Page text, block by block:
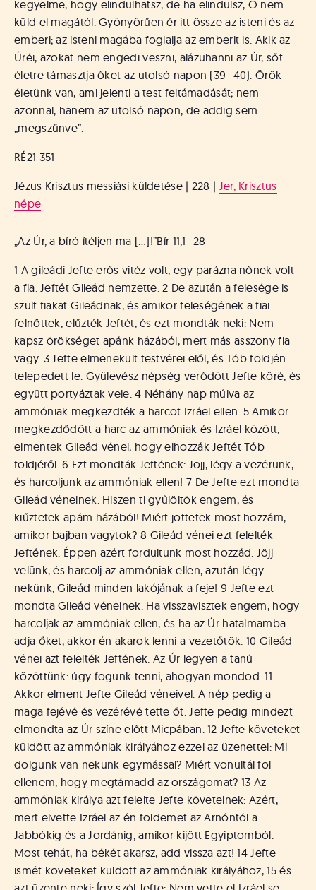
kegyelme, hogy elindulhatsz, de ha elindulsz, Ő nem
küld el magától. Gyönyörűen ér itt össze az isteni és az
emberi; az isteni magába foglalja az emberit is. Akik az
Úréi, azokat nem engedi veszni, alázuhanni az Úr, sőt
életre támasztja őket az utolsó napon (39–40). Örök
életünk van, ami jelenti a test feltámadását; nem
azonnal, hanem az utolsó napon, de addig sem
„megszűnve”.
RÉ21 351
Jézus Krisztus messiási küldetése | 228 | Jer, Krisztus
népe
„Az Úr, a bíró ítéljen ma […]!”Bír 11,1–28
1 A gileádi Jefte erős vitéz volt, egy parázna nőnek volt
a fia. Jeftét Gileád nemzette. 2 De azután a felesége is
szült fiakat Gileádnak, és amikor feleségének a fiai
felnőttek, elűzték Jeftét, és ezt mondták neki: Nem
kapsz örökséget apánk házából, mert más asszony fia
vagy. 3 Jefte elmenekült testvérei elől, és Tób földjén
telepedett le. Gyülevész népség verődött Jefte köré, és
együtt portyáztak vele. 4 Néhány nap múlva az
ammóniak megkezdték a harcot Izráel ellen. 5 Amikor
megkezdődött a harc az ammóniak és Izráel között,
elmentek Gileád vénei, hogy elhozzák Jeftét Tób
földjéről. 6 Ezt mondták Jeftének: Jöjj, légy a vezérünk,
és harcoljunk az ammóniak ellen! 7 De Jefte ezt mondta
Gileád véneinek: Hiszen ti gyűlöltök engem, és
kiűztetek apám házából! Miért jöttetek most hozzám,
amikor bajban vagytok? 8 Gileád vénei ezt felelték
Jeftének: Éppen azért fordultunk most hozzád. Jöjj
velünk, és harcolj az ammóniak ellen, azután légy
nekünk, Gileád minden lakójának a feje! 9 Jefte ezt
mondta Gileád véneinek: Ha visszavisztek engem, hogy
harcoljak az ammóniak ellen, és ha az Úr hatalmamba
adja őket, akkor én akarok lenni a vezetőtök. 10 Gileád
vénei azt felelték Jeftének: Az Úr legyen a tanú
közöttünk: úgy fogunk tenni, ahogyan mondod. 11
Akkor elment Jefte Gileád véneivel. A nép pedig a
maga fejévé és vezérévé tette őt. Jefte pedig mindezt
elmondta az Úr színe előtt Micpában. 12 Jefte követeket
küldött az ammóniak királyához ezzel az üzenettel: Mi
dolgunk van nekünk egymással? Miért vonultál föl
ellenem, hogy megtámadd az országomat? 13 Az
ammóniak királya azt felelte Jefte követeinek: Azért,
mert elvette Izráel az én földemet az Arnóntól a
Jabbókig és a Jordánig, amikor kijött Egyiptomból.
Most tehát, ha békét akarsz, add vissza azt! 14 Jefte
ismét követeket küldött az ammóniak királyához, 15 és